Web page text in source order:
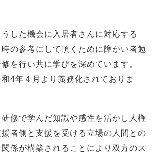
した機会に入居者さんに対応する
の参考にして頂くために障がい者勉
を行い共に学びを深めています。
4年４月より義務化されておりま
修で学んだ知識や感性を活かし人権
者側と支援を受ける立場の人間との
係が構築されることにより双方のス